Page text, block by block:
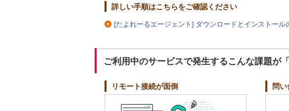
詳しい手順はこちらをご確認ください
[たよれーるエージェント] ダウンロードとインストール
ご利用中のサービスで発生するこんな課題が
リモート接続が面倒 問